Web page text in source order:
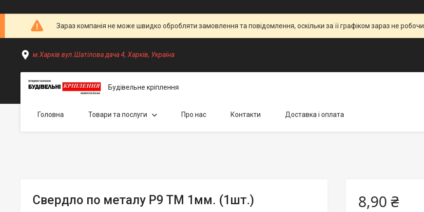
Зараз компанія не може швидко обробляти замовлення та повідомлення, оскільки за її графіком зараз не
м.Харків вул.Шатілова дача 4, Харків, Україна
Будівельне кріплення
Головна Товари та послуги Про нас Контакти Доставка і оплата
Свердло по металу Р9 ТМ 1мм. (1шт.) 8,90 ₴